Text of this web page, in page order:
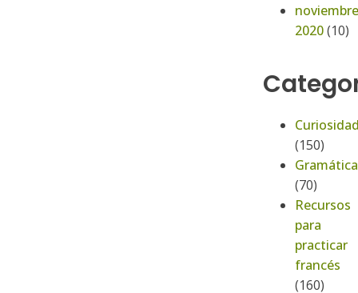
noviembre
2020(10)
(150)
Gramática
(70)
Recursos
para
practicar
francés
(160)